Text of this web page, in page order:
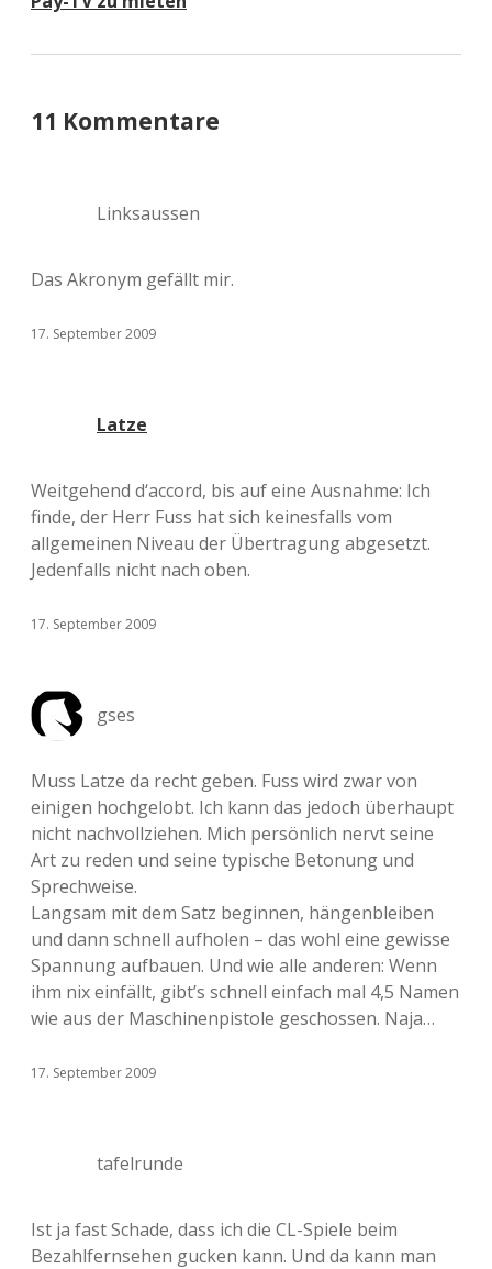
11 Kommentare
Linksaussen
Das Akronym gefällt mir.
17. September 2009
Latze
Weitgehend d‘accord, bis auf eine Ausnahme: Ich
finde, der Herr Fuss hat sich keinesfalls vom
allgemeinen Niveau der Übertragung abgesetzt.
Jedenfalls nicht nach oben.
17. September 2009
gses
Muss Latze da recht geben. Fuss wird zwar von
einigen hochgelobt. Ich kann das jedoch überhaupt
nicht nachvollziehen. Mich persönlich nervt seine
Art zu reden und seine typische Betonung und
Sprechweise.
Langsam mit dem Satz beginnen, hängenbleiben
und dann schnell aufholen – das wohl eine gewisse
Spannung aufbauen. Und wie alle anderen: Wenn
ihm nix einfällt, gibt’s schnell einfach mal 4,5 Namen
wie aus der Maschinenpistole geschossen. Naja…
17. September 2009
tafelrunde
Ist ja fast Schade, dass ich die CL-Spiele beim
Bezahlfernsehen gucken kann. Und da kann man